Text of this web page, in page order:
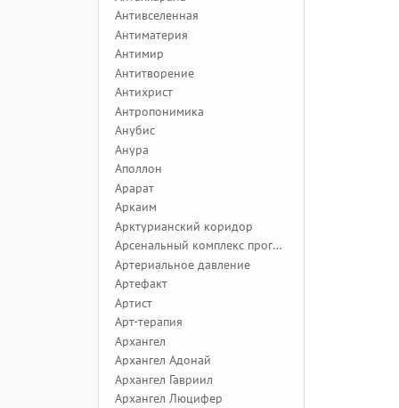
Антивселенная
Антиматерия
Антимир
Антитворение
Антихрист
Антропонимика
Анубис
Анура
Аполлон
Арарат
Аркаим
Арктурианский коридор
Арсенальный комплекс программ
Артериальное давление
Артефакт
Артист
Арт-терапия
Архангел
Архангел Адонай
Архангел Гавриил
Архангел Люцифер